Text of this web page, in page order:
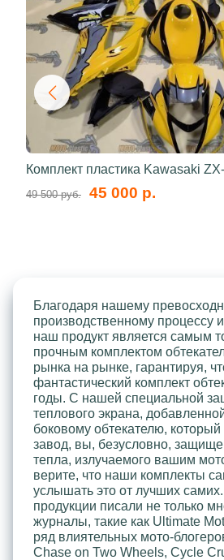
Комплект пластика Kawasaki
49 500 руб. 45 000 р.
Благодаря нашему
производственному процессу
наш продукт является самым
прочным комплектом
рынка на рынке, гарантируя,
фантастический комплект
годы. С нашей специальной
теплового экрана,
боковому обтекателю,
завод, вы, безусловно,
тепла, излучаемого вашим
верите, что наши комплекты
услышать это от лучших
продукции писали не только
журналы, такие как Ultimate
ряд влиятельных мото-
Chase on Two Wheels, Cycle